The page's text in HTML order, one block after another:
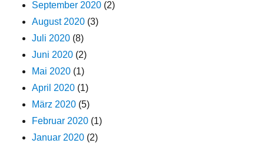
September 2020 (2)
August 2020 (3)
Juli 2020 (8)
Juni 2020 (2)
Mai 2020 (1)
April 2020 (1)
März 2020 (5)
Februar 2020 (1)
Januar 2020 (2)